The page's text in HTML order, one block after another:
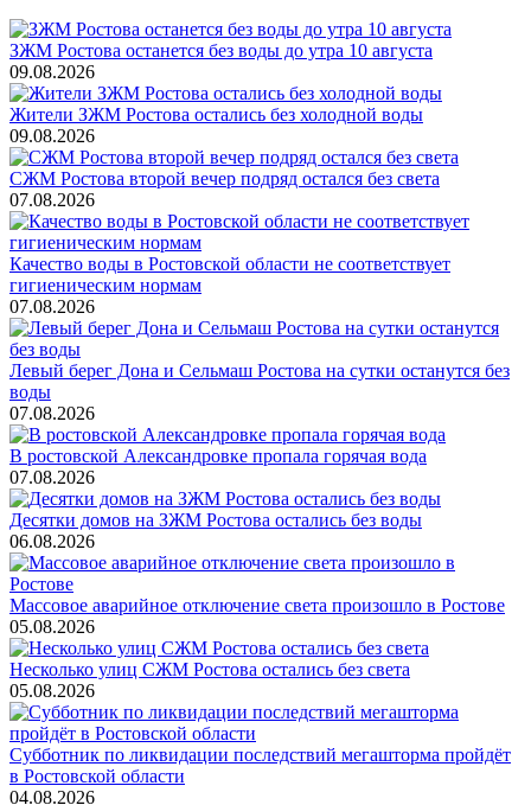
ЗЖМ Ростова останется без воды до утра 10 августа
09.08.2026
Жители ЗЖМ Ростова остались без холодной воды
09.08.2026
СЖМ Ростова второй вечер подряд остался без света
07.08.2026
Качество воды в Ростовской области не соответствует
гигиеническим нормам
07.08.2026
Левый берег Дона и Сельмаш Ростова на сутки останутся без
воды
07.08.2026
В ростовской Александровке пропала горячая вода
07.08.2026
Десятки домов на ЗЖМ Ростова остались без воды
06.08.2026
Массовое аварийное отключение света произошло в Ростове
05.08.2026
Несколько улиц СЖМ Ростова остались без света
05.08.2026
Субботник по ликвидации последствий мегашторма пройдёт
в Ростовской области
04.08.2026